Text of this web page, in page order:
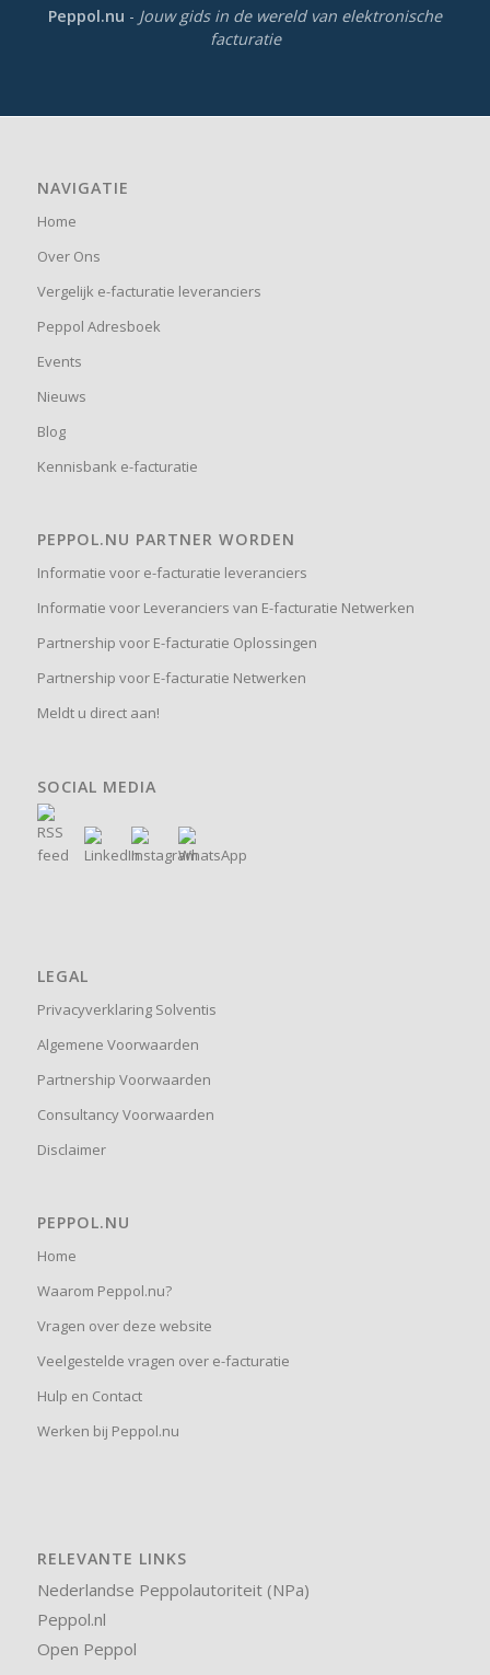
Peppol.nu - Jouw gids in de wereld van elektronische
facturatie
NAVIGATIE
Home
Over Ons
Vergelijk e-facturatie leveranciers
Peppol Adresboek
Events
Nieuws
Blog
Kennisbank e-facturatie
PEPPOL.NU PARTNER WORDEN
Informatie voor e-facturatie leveranciers
Informatie voor Leveranciers van E-facturatie Netwerken
Partnership voor E-facturatie Oplossingen
Partnership voor E-facturatie Netwerken
Meldt u direct aan!
SOCIAL MEDIA
LEGAL
Privacyverklaring Solventis
Algemene Voorwaarden
Partnership Voorwaarden
Consultancy Voorwaarden
Disclaimer
PEPPOL.NU
Home
Waarom Peppol.nu?
Vragen over deze website
Veelgestelde vragen over e-facturatie
Hulp en Contact
Werken bij Peppol.nu
RELEVANTE LINKS
Nederlandse Peppolautoriteit (NPa)
Peppol.nl
Open Peppol